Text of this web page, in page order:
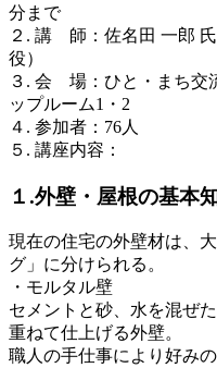
分まで
２. 講 師：佐名田 一郎
役）
３. 会 場：ひと・まち
ップルーム1・2
４. 参加者：76人
５. 講座内容：
１.外壁・屋根の基本
現在の住宅の外壁材は、
グ」に分けられる。
・モルタル壁
セメントと砂、水を混ぜ
重ねて仕上げる外壁。
職人の手仕事により好み